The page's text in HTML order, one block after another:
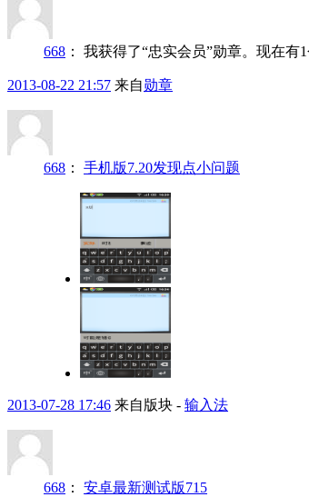
668 ： 我获得了“忠实会员”勋章。现在有
2013-08-22 21:57 来自勋章
668 ： 手机版7.20发现点小问题
2013-07-28 17:46 来自版块 - 输入法
668 ： 安卓最新测试版715